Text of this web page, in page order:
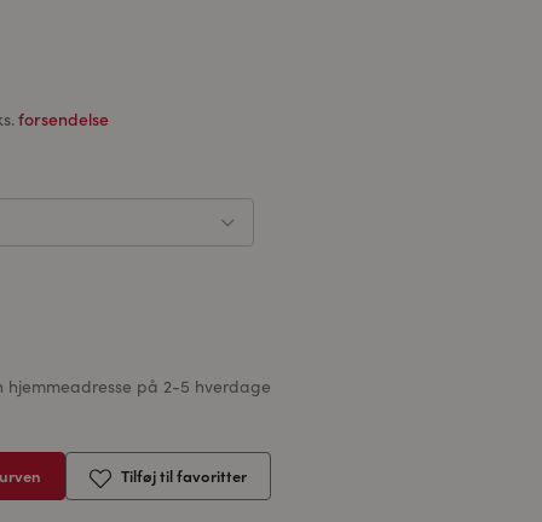
forsendelse
hjemmeadresse på 2-5 hverdage
Tilføj til favoritter